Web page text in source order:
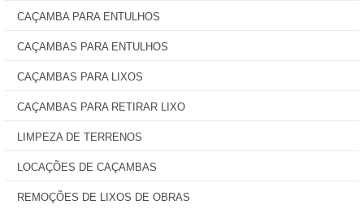
CAÇAMBA PARA ENTULHOS
CAÇAMBAS PARA ENTULHOS
CAÇAMBAS PARA LIXOS
CAÇAMBAS PARA RETIRAR LIXO
LIMPEZA DE TERRENOS
LOCAÇÕES DE CAÇAMBAS
REMOÇÕES DE LIXOS DE OBRAS